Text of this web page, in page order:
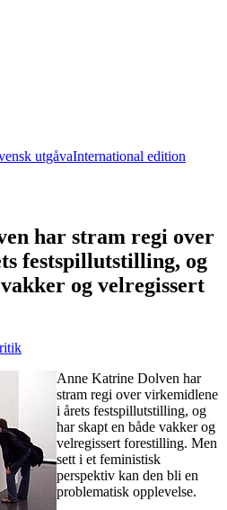
utgåvaInternational edition
har stram regi over
festspillutstilling, og
og velregissert
Anne Katrine Dolven har
stram regi over virkemidlene
i årets festspillutstilling, og
har skapt en både vakker og
velregissert forestilling. Men
sett i et feministisk
perspektiv kan den bli en
problematisk opplevelse.